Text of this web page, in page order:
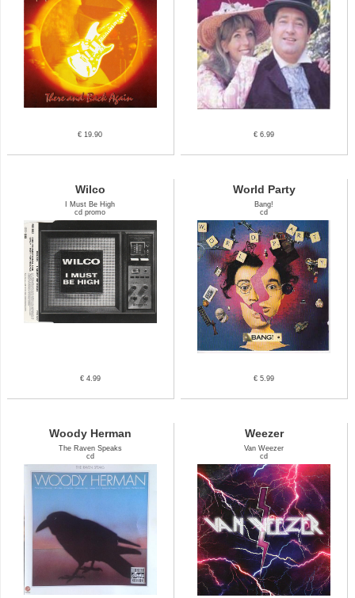
€ 19.90 € 6.99
Wilco
I Must Be High
cd promo
€ 4.99
World Party
Bang!
cd
€ 5.99
Woody Herman
The Raven Speaks
cd
Weezer
Van Weezer
cd